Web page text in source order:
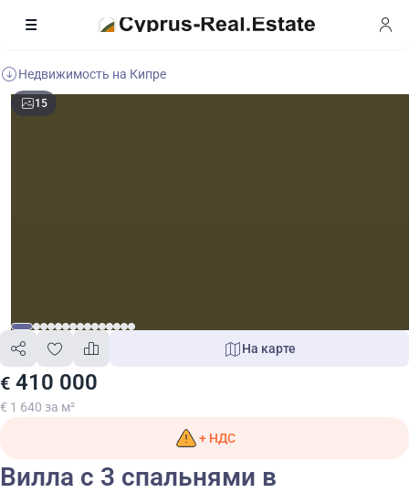
Недвижимость на Кипре
15
€ 410 000
€ 1 640 за м²
На карте
+ НДС
Вилла с 3 спальнями в